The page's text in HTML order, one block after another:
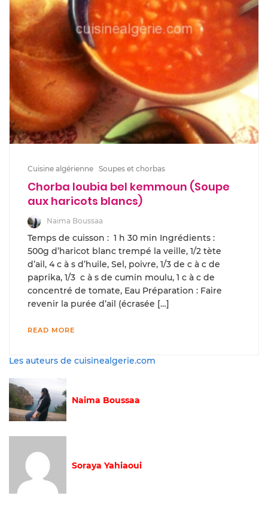
Cuisine algérienne Soupes et chorbas
Chorba loubia bel kemmoun (Soupe
aux haricots blancs)
Naima Boussaa
Temps de cuisson : 1 h 30 min Ingrédients :
500g d’haricot blanc trempé la veille, 1/2 tète
d’ail, 4 c à s d’huile, Sel, poivre, 1/3 de c à c de
paprika, 1/3 c à s de cumin moulu, 1 c à c de
concentré de tomate, Eau Préparation : Faire
revenir la purée d’ail (écrasée […]
READ MORE
Les auteurs de cuisinealgerie.com
Naima Boussaa
Soraya Yahiaoui